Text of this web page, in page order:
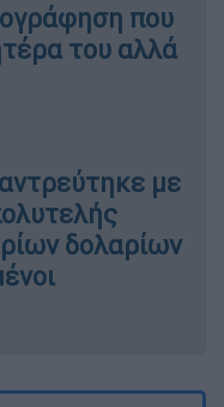
που
του αλλά
με
δολαρίων